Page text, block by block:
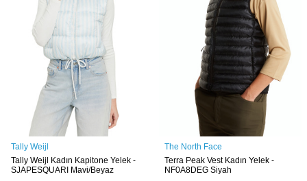
Tally Weijl
Tally Weijl Kadın Kapitone Yelek -
SJAPESQUARI Mavi/Beyaz
The North Face
Terra Peak Vest Kadın Yelek -
NF0A8DEG Siyah